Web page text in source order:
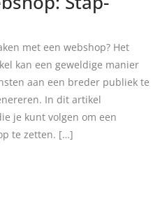
met een webshop? Het
kan een geweldige manier
aan een breder publiek te
In dit artikel
je kunt volgen om een
te zetten. […]